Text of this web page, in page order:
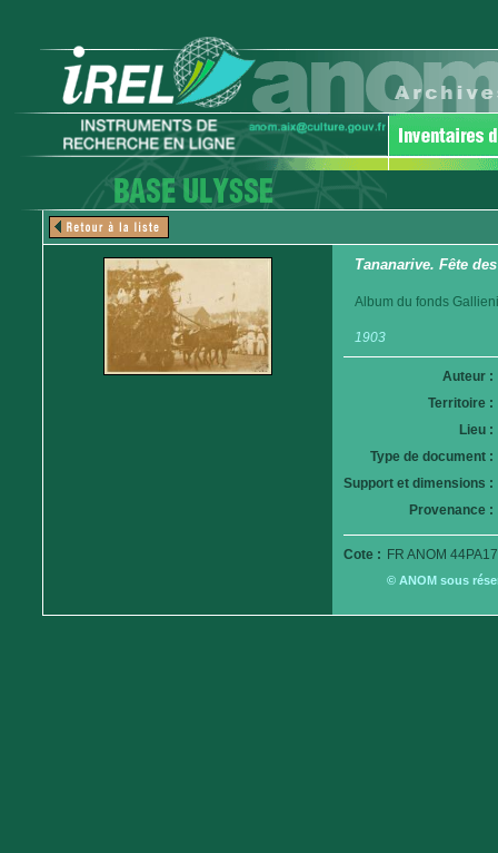
Tananarive. Fête
Album du fonds
1903
Auteur :
Territoire :
Lieu :
Type de document :
Support et dimensions :
Provenance :
Cote : FR ANOM
© ANOM sous